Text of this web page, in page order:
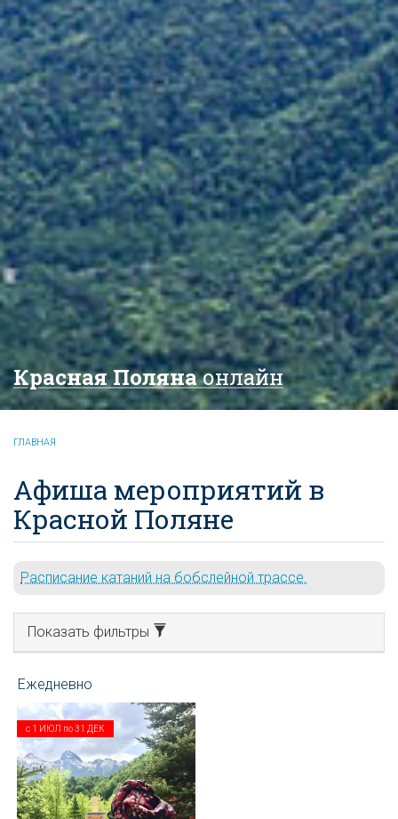
Красная Полянаонлайн
ГЛАВНАЯ
Афиша мероприятий в
Красной Поляне
Расписание катаний на бобслейной трассе.
Показать фильтры
с 1 ИЮЛ по31 ДЕК